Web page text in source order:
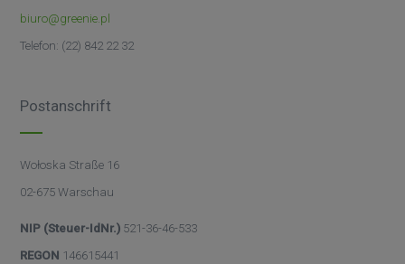
biuro@greenie.pl
Telefon: (22) 842 22 32
Postanschrift
Wołoska Straße 16
02-675 Warschau
NIP (Steuer-IdNr.) 521-36-46-533
REGON 146615441